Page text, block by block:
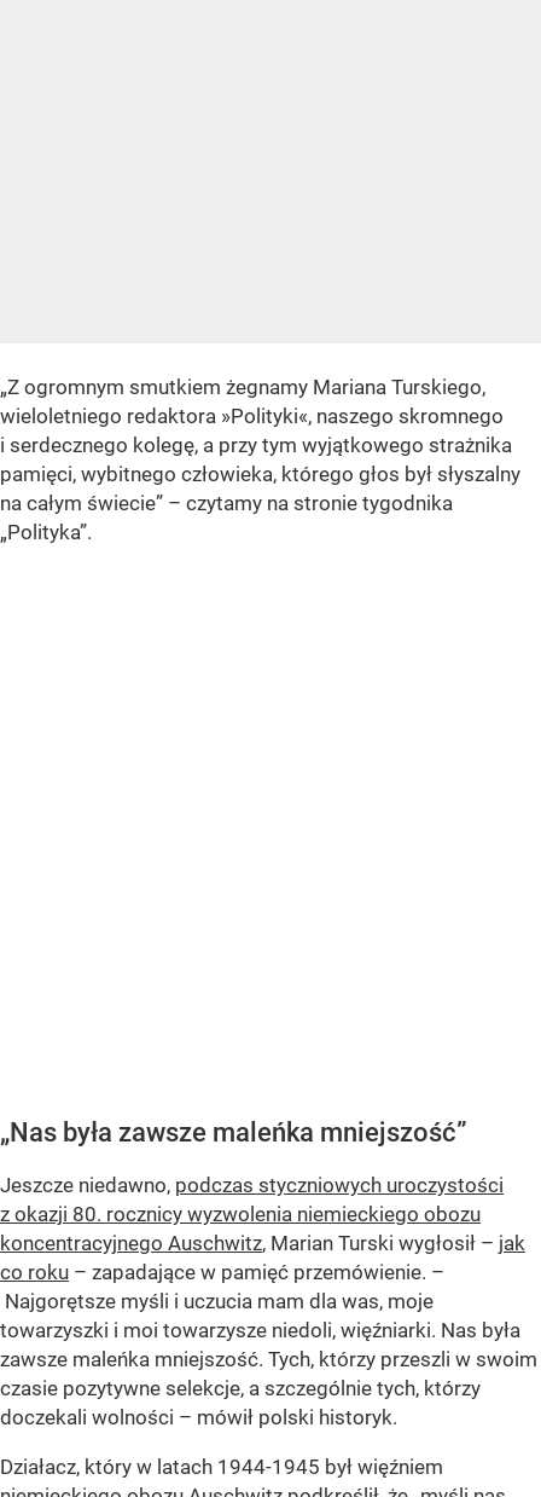
„Z ogromnym smutkiem żegnamy Mariana Turskiego,
wieloletniego redaktora »Polityki«, naszego skromnego
i serdecznego kolegę, a przy tym wyjątkowego strażnika
pamięci, wybitnego człowieka, którego głos był słyszalny
na całym świecie” – czytamy na stronie tygodnika
„Polityka”.
„Nas była zawsze maleńka mniejszość”
Jeszcze niedawno, podczas styczniowych uroczystości
z okazji 80. rocznicy wyzwolenia niemieckiego obozu
koncentracyjnego Auschwitz, Marian Turski wygłosił – jak
co roku – zapadające w pamięć przemówienie. –
Najgorętsze myśli i uczucia mam dla was, moje
towarzyszki i moi towarzysze niedoli, więźniarki. Nas była
zawsze maleńka mniejszość. Tych, którzy przeszli w swoim
czasie pozytywne selekcje, a szczególnie tych, którzy
doczekali wolności – mówił polski historyk.
Działacz, który w latach 1944-1945 był więźniem